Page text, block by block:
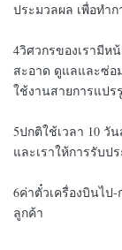
ประมวลผล เพื่อทํา
4วิศวกรของเรามีห
สะอาด ดูแลและซ่อ
ใช้งานสายการแปร
5ปกติใช้เวลา 10 วั
และเราให้การรับป
6ค่าตั๋วเครื่องบินไป
ลูกค้า